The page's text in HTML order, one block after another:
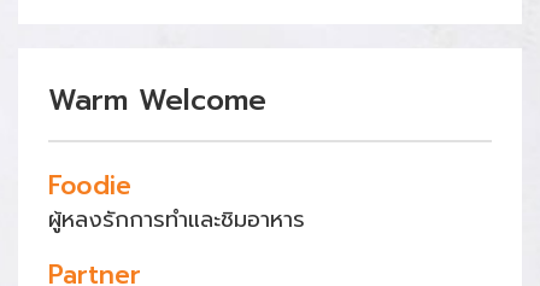
Warm Welcome
Foodie
ผู้หลงรักการทำและชิมอาหาร
Partner